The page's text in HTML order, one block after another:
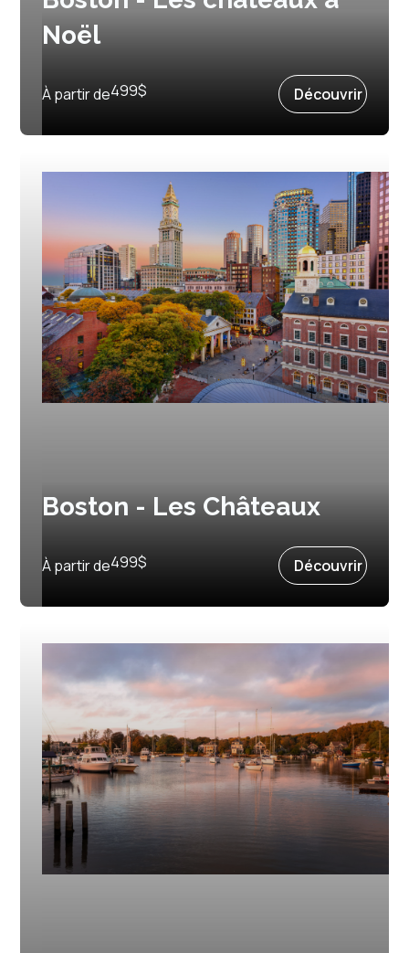
Noël
4 décembre 2026
À partir de499$ Découvrir
Boston - Les Châteaux
25 juin 2027
À partir de499$ Découvrir